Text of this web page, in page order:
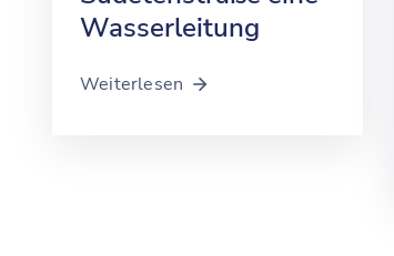
Wasserleitung
Weiterlesen